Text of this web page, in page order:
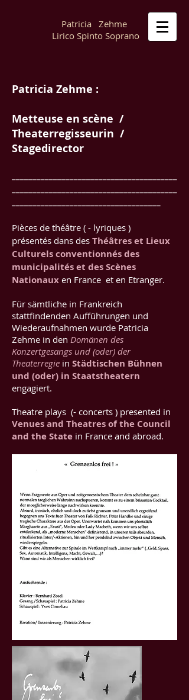
Patricia Zehme
Lirico Spinto Soprano
Patricia Zehme :
Metteuse en scène /
Theaterregisseurin /
Stagedirector
Pièces de théâtre ( - lyriques )
présentés dans des Théâtres et Lieux
Culturels conventionnés des
municipalités et des Scènes
Nationaux en France et en Etranger.
Für sämtliche in Frankreich
stattfindenden Aufführungen und
Wiederaufnahmen wurde Patricia
Zehme in den Domänen des
Konzertgesangs und (oder) der
Theaterregie in Städtischen Bühnen
und (oder) in Staatstheatern
engagiert.
Theatre plays (- concerts ) presented in
Venues and Theatres of the Council
and the State in France and abroad.